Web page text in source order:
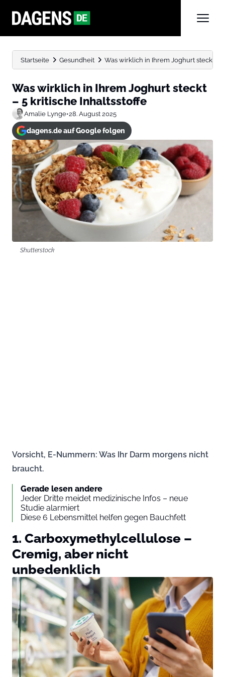
Startseite Gesundheit Was wirklich in Ihrem Joghurt steckt –
Was wirklich in Ihrem Joghurt steckt
– 5 kritische Inhaltsstoffe
Amalie Lynge•28. August 2025
dagens.de auf Google folgen
Shutterstock
Vorsicht, E-Nummern: Was Ihr Darm morgens nicht
braucht.
Gerade lesen andere
Jeder Dritte meidet medizinische Infos – neue
Studie alarmiert
Diese 6 Lebensmittel helfen gegen Bauchfett
1. Carboxymethylcellulose –
Cremig, aber nicht
unbedenklich